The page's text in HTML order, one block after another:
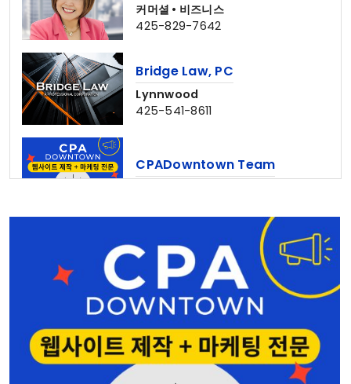
커머셜 • 비즈니스
425-829-7642
Bridge Law, PC
Lynnwood
425-541-8611
CPADowntown Team
정세계 공인회계사
Shoreline
206-367-6782
홍민주 부동산
Seattle • Bellevue
206-678-4148